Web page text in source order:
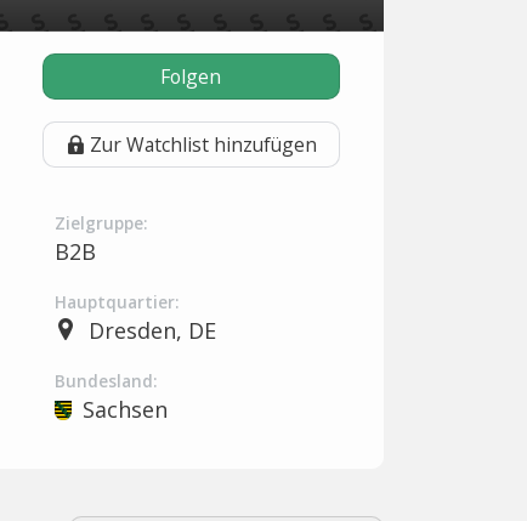
Folgen
Zur Watchlist hinzufügen
Zielgruppe:
B2B
Hauptquartier:
Dresden, DE
Bundesland:
Sachsen